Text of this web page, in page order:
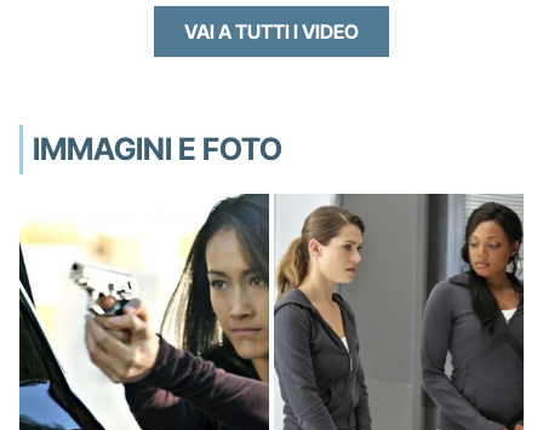
VAI A TUTTI I VIDEO
IMMAGINI E FOTO